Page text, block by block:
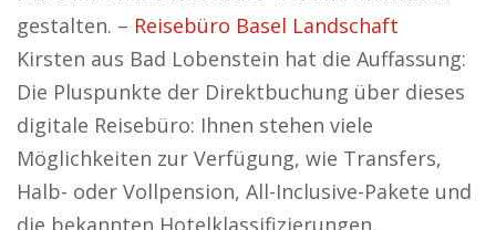
gestalten. – Reisebüro Basel Landschaft
Kirsten aus Bad Lobenstein hat die Auffassung:
Die Pluspunkte der Direktbuchung über dieses
digitale Reisebüro: Ihnen stehen viele
Möglichkeiten zur Verfügung, wie Transfers,
Halb- oder Vollpension, All-Inclusive-Pakete und
die bekannten Hotelklassifizierungen.